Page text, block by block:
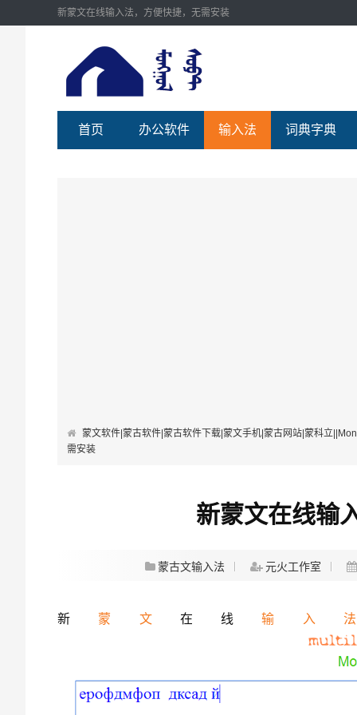
新蒙文在线输入法，方便快捷，无需安装
首页 办公软件 输入法 词典字典
蒙文软件|蒙古软件|蒙古软件下载|蒙文手机|蒙古网站|蒙科立
需安装
新蒙文在线输
蒙古文输入法 元火工作室
新 蒙文 在线输入